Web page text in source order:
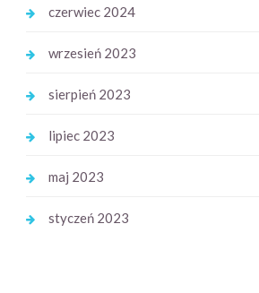
czerwiec 2024
wrzesień 2023
sierpień 2023
lipiec 2023
maj 2023
styczeń 2023